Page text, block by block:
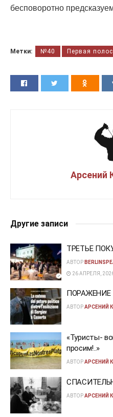
бесповоротно
Метки: №40 Первая
Арсений
Другие записи
ТРЕТЬЕ
АВТОР
26 АПРЕЛЯ,
ПОРАЖЕНИЕ
АВТОРАРСЕНИЙ
«Туристы-
просим!..»
АВТОРАРСЕНИЙ
АВТОРАРСЕНИЙ